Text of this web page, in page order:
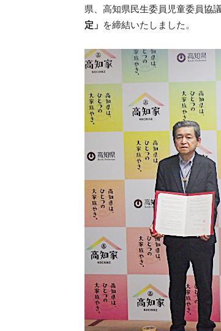
県、高知県民生委員児童委員協
定」 を締結いたしました。